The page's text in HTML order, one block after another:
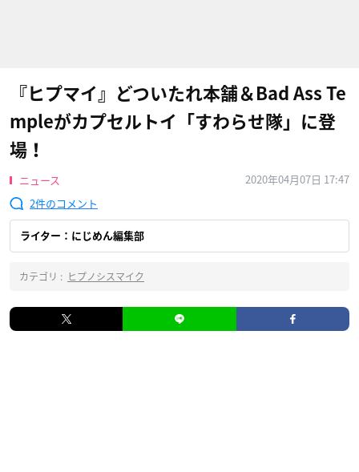
『ヒプマイ』どついたれ本舗＆Bad Ass Te
mpleがカプセルトイ「すわらせ隊」に登
場！
ニュース
2020年04月07日 17:47
2
ライター：にじめん編集部
カテゴリ : ヒプノシスマイク